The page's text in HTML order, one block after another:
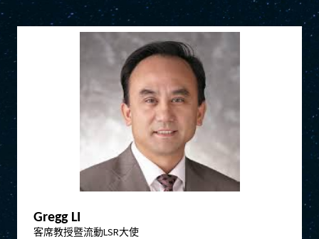
Gregg LI
客席教授暨流動LSR大使